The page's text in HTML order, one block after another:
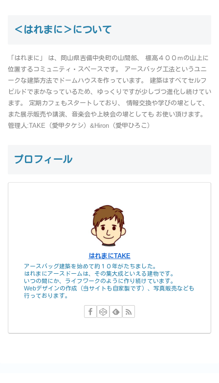
＜はれまに＞について
「はれまに」 は、岡山県吉備中央町の山間部、 標高４００ｍの山上に
位置するコミュニティ・スペースです。 アースバッグ工法というユニ
ークな建築方法でドームハウスを作っています。 建築はすべてセルフ
ビルドでまかなっているため、ゆっくりですが少しづつ進化し続けてい
ます。 定期カフェもスタートしており、 情報交換や学びの場として、
また展示販売や講演、音楽会や上映会の場としても お使い頂けます。
管理人:TAKE（愛甲タケシ）&Hiron（愛甲ひろこ）
プロフィール
はれまにTAKE
アースバッグ建築を始めて約１０年がたちました。
はれまにアースドームは、その集大成といえる建物です。
いつの間にか、ライフワークのように作り続けています。
Webデザインの作成（当サイトも自家製です）、写真販売なども
行っております。